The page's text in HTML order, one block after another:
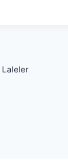
Laleler